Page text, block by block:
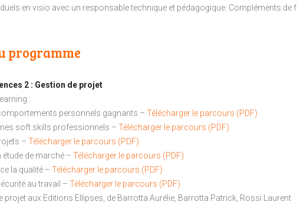
en visio avec un responsable technique et pédagogique. Compléments de
programme
2 : Gestion de projet
:
personnels gagnants – Télécharger le parcours (PDF)
soft skills professionnels – Télécharger le parcours (PDF)
– Télécharger le parcours (PDF)
étude de marché – Télécharger le parcours (PDF)
la qualité – Télécharger le parcours (PDF)
au travail – Télécharger le parcours (PDF)
projet aux Editions Ellipses, de Barrotta Aurélie, Barrotta Patrick, Rossi Laurent